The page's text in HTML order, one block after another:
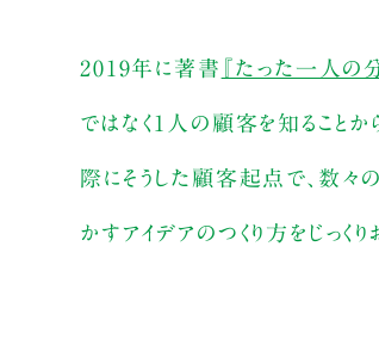
2019年に著書 『たった一人
ではなく1人の顧客を知ることか
際にそうした顧客起点で、数々
かすアイデアのつくり方をじっく